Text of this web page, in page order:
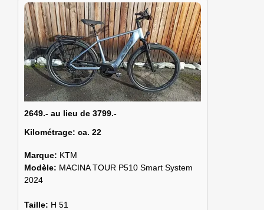
2649.- au lieu de 3799.-
Kilométrage: ca. 22
Marque: KTM
Modèle: MACINA TOUR P510 Smart System
2024
Taille: H 51